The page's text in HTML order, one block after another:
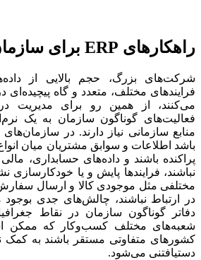
راهکارهای ERP برای
شرکت‌های بزرگ، حجم بالایی از
فرایندهای مختلف، متعدد و گاه
می‌کنند، از همین رو برای مدیریت
فعالیت‌های گوناگون سازمان به یک
منابع سازمانی نیاز دارند. در
باشد اطلاعات و سوابق مشتریان میان
پراکنده باشند و داده‌های حسابداری،
نباشند، فرایندها پایش و یا
مختلفی مثل موجودی کالا و ارسال
در ارتباط نباشند، چالش‌های جدی بوجود
دفاتر گوناگون سازمان در نقاط
شعبه‌های مختلف کسب‌وکار که ممکن
دستیافتنی می‌شود.